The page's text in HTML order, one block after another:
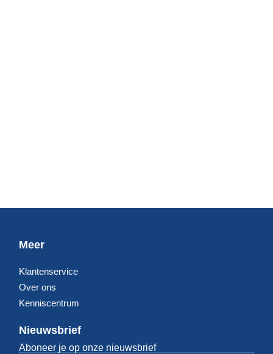
Meer
Klantenservice
Over ons
Kenniscentrum
Nieuwsbrief
Aboneer je op onze nieuwsbrief